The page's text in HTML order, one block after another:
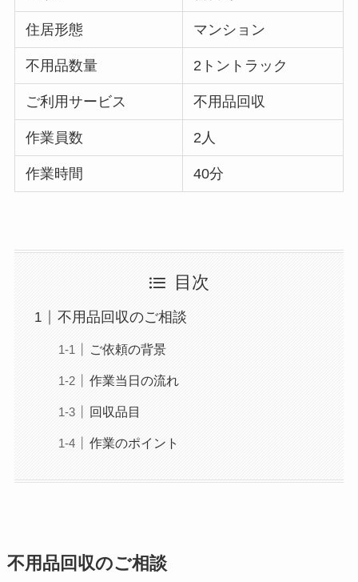
住居形態 マンション
不用品数量 2トントラック
ご利用サービス 不用品回収
作業員数 2人
作業時間 40分
目次
不用品回収のご相談
ご依頼の背景
作業当日の流れ
回収品目
作業のポイント
不用品回収のご相談